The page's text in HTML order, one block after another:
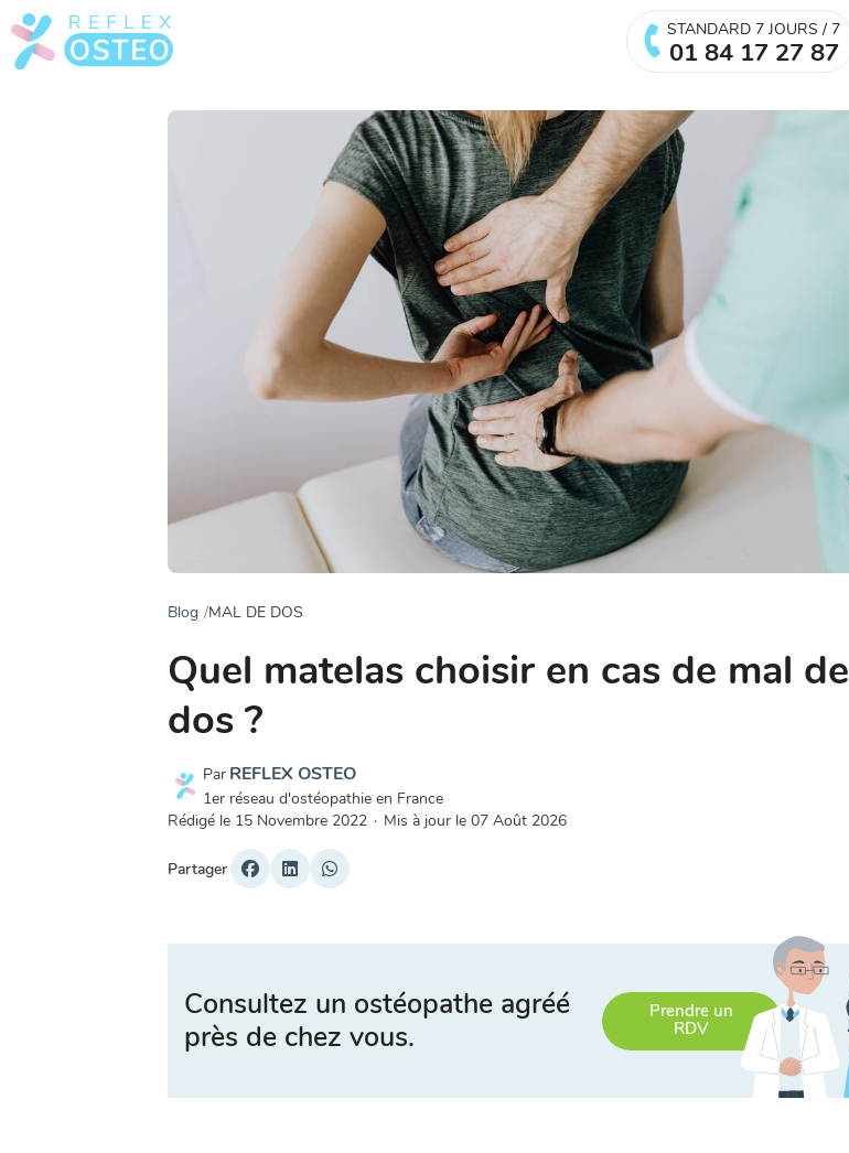
STANDARD 7 JOURS / 7
01 84 17 27 87
Blog MAL DE DOS
Quel matelas choisir en cas de mal de
dos ?
Par REFLEX OSTEO
1er réseau d'ostéopathie en France
Rédigé le 15 Novembre 2022 · Mis à jour le 07 Août 2026
Partager
Consultez un ostéopathe agréé
près de chez vous.
Prendre un
RDV